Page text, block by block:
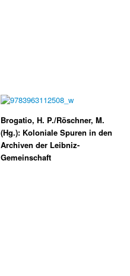
Brogatio, H. P./Röschner, M.
(Hg.): Koloniale Spuren in den
Archiven der Leibniz-
Gemeinschaft